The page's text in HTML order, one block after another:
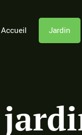
Accueil Jardin